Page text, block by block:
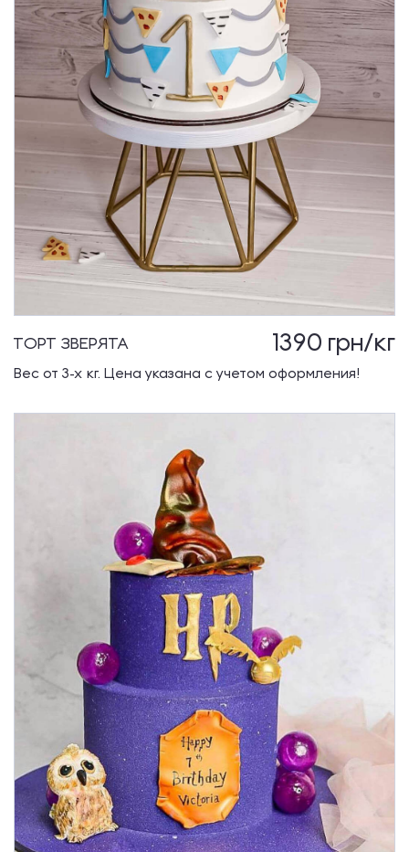
ТОРТ ЗВЕРЯТА 1390 грн/кг
Вес от 3-х кг. Цена указана с учетом оформления!